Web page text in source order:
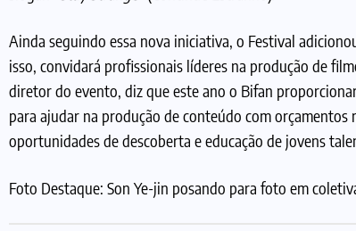
Ainda seguindo essa nova iniciativa, o Festival
isso, convidará profissionais líderes na produção de
diretor do evento, diz que este ano o Bifan
para ajudar na produção de conteúdo com
oportunidades de descoberta e educação de jovens
Foto Destaque: Son Ye-jin posando para foto em